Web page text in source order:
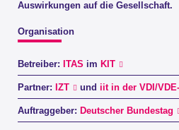
Auswirkungen auf die Gesellschaft.
Organisation
Betreiber: ITAS im KIT
Partner: IZT und iit in der VDI/
Auftraggeber: Deutscher Bundestag